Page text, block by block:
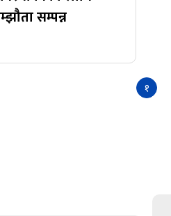
सम्पन्न
१